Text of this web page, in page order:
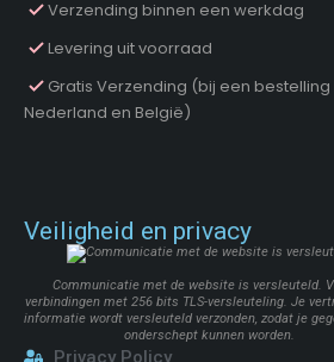
Verzending binnen een werkdag
Levering uit voorraad
Gratis Verzending (bij een
Nederland en België)
Veiligheid en privacy
Communicatie met de website is versleuteld.
verbindingen met 256 bits TLS-versleuteling. Je
informatie wordt versleuteld verzonden, zodat je
onderschept kunnen worden.
Privacy Policy